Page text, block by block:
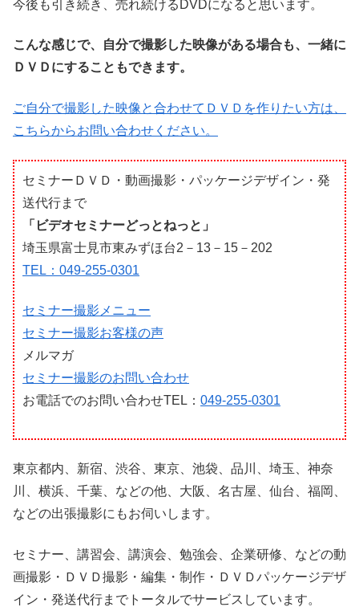
今後も引き続き、売れ続けるDVDになると思います。
こんな感じで、自分で撮影した映像がある場合も、一緒に
ＤＶＤにすることもできます。
ご自分で撮影した映像と合わせてＤＶＤを作りたい方は、
こちらからお問い合わせください。
セミナーＤＶＤ・動画撮影・パッケージデザイン・発
送代行まで
「ビデオセミナーどっとねっと」
埼玉県富士見市東みずほ台2－13－15－202
TEL：049-255-0301
セミナー撮影メニュー
セミナー撮影お客様の声
メルマガ
セミナー撮影のお問い合わせ
お電話でのお問い合わせTEL： 049-255-0301
東京都内、新宿、渋谷、東京、池袋、品川、埼玉、神奈
川、横浜、千葉、などの他、大阪、名古屋、仙台、福岡、
などの出張撮影にもお伺いします。
セミナー、講習会、講演会、勉強会、企業研修、などの動
画撮影・ＤＶＤ撮影・編集・制作・ＤＶＤパッケージデザ
イン・発送代行までトータルでサービスしています。